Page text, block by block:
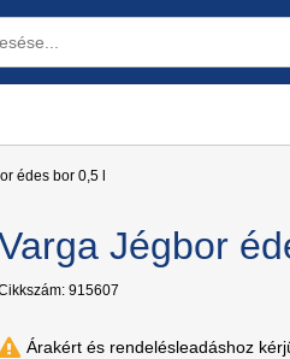
édes bor 0,5 l
Jégbor
915607
Árakért és rendelésleadáshoz